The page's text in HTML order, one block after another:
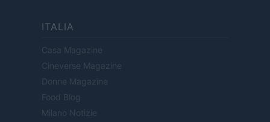
ITALIA
Casa Magazine
Cineverse Magazine
Donne Magazine
Food Blog
Milano Notizie